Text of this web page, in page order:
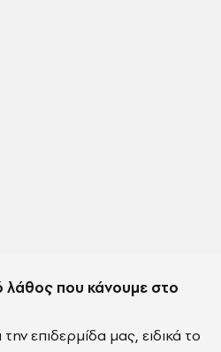
λάθος που κάνουμε στο
επιδερμίδα μας, ειδικά το